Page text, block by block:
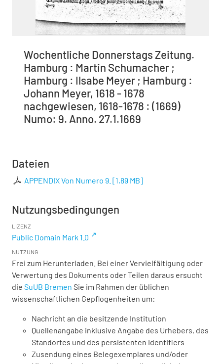
Wochentliche Donnerstags Zeitung.
Hamburg : Martin Schumacher ;
Hamburg : Ilsabe Meyer ; Hamburg :
Johann Meyer, 1618 - 1678
nachgewiesen, 1618-1678 : (1669)
Numo: 9. Anno. 27.1.1669
Dateien
APPENDIX Von Numero 9. [1,89 MB]
Nutzungsbedingungen
LIZENZ
Public Domain Mark 1.0
NUTZUNG
Frei zum Herunterladen. Bei einer Vervielfältigung oder
Verwertung des Dokuments oder Teilen daraus ersucht
die SuUB Bremen Sie im Rahmen der üblichen
wissenschaftlichen Gepflogenheiten um:
Nachricht an die besitzende Institution
Quellenangabe inklusive Angabe des Urhebers, des
Standortes und des persistenten Identifiers
Zusendung eines Belegexemplares und/oder